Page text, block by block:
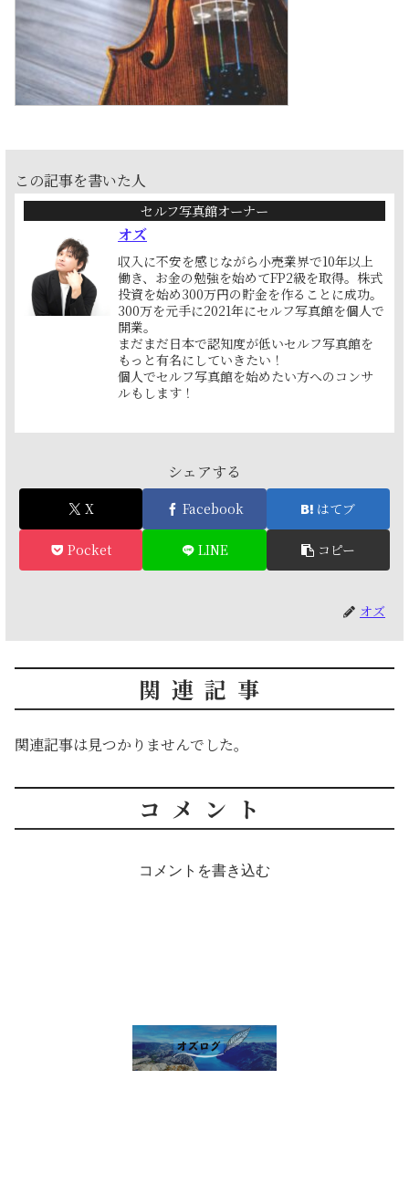
この記事を書いた人
セルフ写真館オーナー
オズ
収入に不安を感じながら小売業界で10年以上
働き、お金の勉強を始めてFP2級を取得。株式
投資を始め300万円の貯金を作ることに成功。
300万を元手に2021年にセルフ写真館を個人で
開業。
まだまだ日本で認知度が低いセルフ写真館を
もっと有名にしていきたい！
個人でセルフ写真館を始めたい方へのコンサ
ルもします！
シェアする
X Facebook はてブ
Pocket LINE コピー
オズ
関連記事
関連記事は見つかりませんでした。
コメント
コメントを書き込む